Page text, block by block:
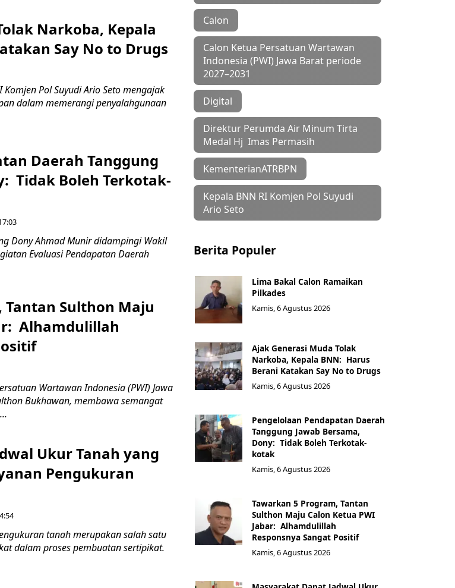
Narkoba, Kepala
Say No to Drugs
Komjen Pol Suyudi Ario Seto mengajak
dalam memerangi penyalahgunaan
Daerah Tanggung
Tidak Boleh Terkotak-
Dony Ahmad Munir didampingi Wakil
Evaluasi Pendapatan Daerah
Sulthon Maju
Alhamdulillah
Wartawan Indonesia (PWI) Jawa
Bukhawan, membawa semangat
Ukur Tanah yang
Pengukuran
tanah merupakan salah satu
dalam proses pembuatan sertipikat.
Calon
Calon Ketua Persatuan Wartawan
Indonesia (PWI) Jawa Barat periode
2027–2031
Digital
Direktur Perumda Air Minum Tirta
Medal Hj Imas Permasih
KementerianATRBPN
Kepala BNN RI Komjen Pol Suyudi
Ario Seto
Berita Populer
Lima Bakal Calon Ramaikan
Pilkades
Kamis, 6 Agustus 2026
Ajak Generasi Muda Tolak
Narkoba, Kepala BNN: Harus
Berani Katakan Say No to Drugs
Kamis, 6 Agustus 2026
Pengelolaan Pendapatan Daerah
Tanggung Jawab Bersama,
Dony: Tidak Boleh Terkotak-
kotak
Kamis, 6 Agustus 2026
Tawarkan 5 Program, Tantan
Sulthon Maju Calon Ketua PWI
Jabar: Alhamdulillah
Responsnya Sangat Positif
Kamis, 6 Agustus 2026